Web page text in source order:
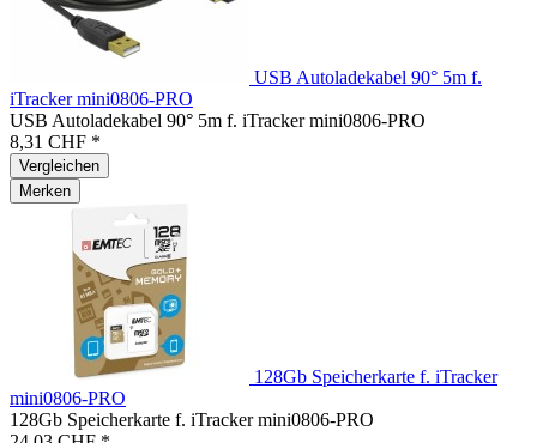
USB Autoladekabel 90° 5m f.
iTracker mini0806-PRO
USB Autoladekabel 90° 5m f. iTracker mini0806-PRO
8,31 CHF *
Vergleichen
Merken
128Gb Speicherkarte f. iTracker
mini0806-PRO
128Gb Speicherkarte f. iTracker mini0806-PRO